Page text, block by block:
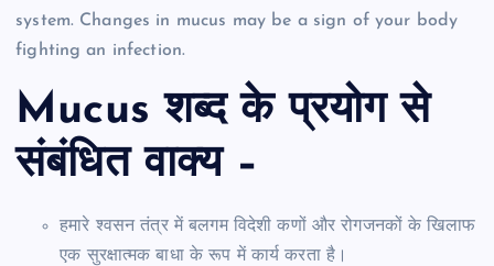
system. Changes in mucus may be a sign of your body
fighting an infection.
Mucus शब्द के प्रयोग से
संबंधित वाक्य –
हमारे श्वसन तंत्र में बलगम विदेशी कणों और रोगजनकों के खिलाफ
एक सुरक्षात्मक बाधा के रूप में कार्य करता है।